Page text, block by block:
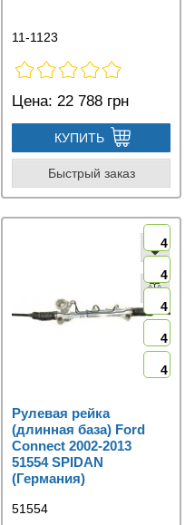
11-1123
Цена: 22 788 грн
КУПИТЬ
Быстрый заказ
4
4
4
4
4
Рулевая рейка
(длинная база) Ford
Connect 2002-2013
51554 SPIDAN
(Германия)
51554